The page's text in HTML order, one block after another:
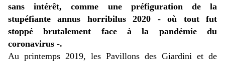
sans intérêt, comme une préfiguration de la
stupéfiante annus horribilus 2020 - où tout fut
stoppé brutalement face à la pandémie du
coronavirus -.
Au printemps 2019, les Pavillons des Giardini et de